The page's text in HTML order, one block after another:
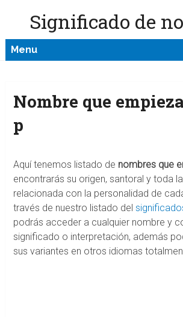
Significado de
Menu
Nombre que
p
Aquí tenemos listado de nombres que
encontrarás su origen, santoral y toda
relacionada con la personalidad de
través de nuestro listado del
podrás acceder a cualquier nombre y
significado o interpretación, además
sus variantes en otros idiomas